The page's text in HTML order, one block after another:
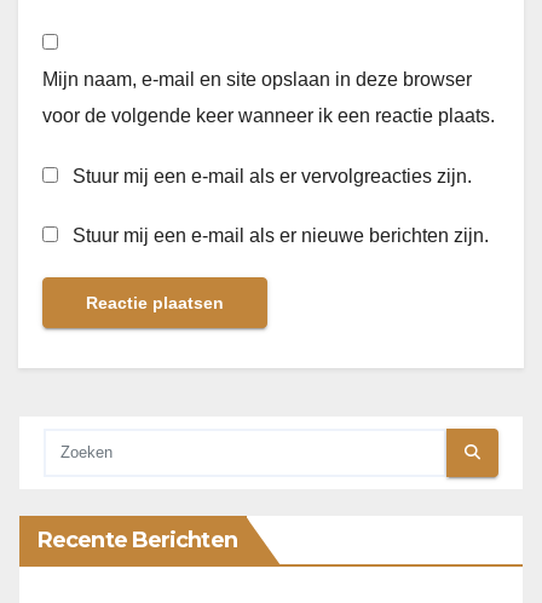
Mijn naam, e-mail en site opslaan in deze browser
voor de volgende keer wanneer ik een reactie plaats.
Stuur mij een e-mail als er vervolgreacties zijn.
Stuur mij een e-mail als er nieuwe berichten zijn.
Recente Berichten